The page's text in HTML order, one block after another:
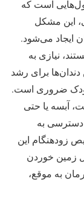
است که
این مشکل
ایجاد می‌شود.
نیازی به
دندان‌ها برای رشد
ضروری است.
آبسه یا حتی
به
زودهنگام این
زمین خوردن
به موقع،